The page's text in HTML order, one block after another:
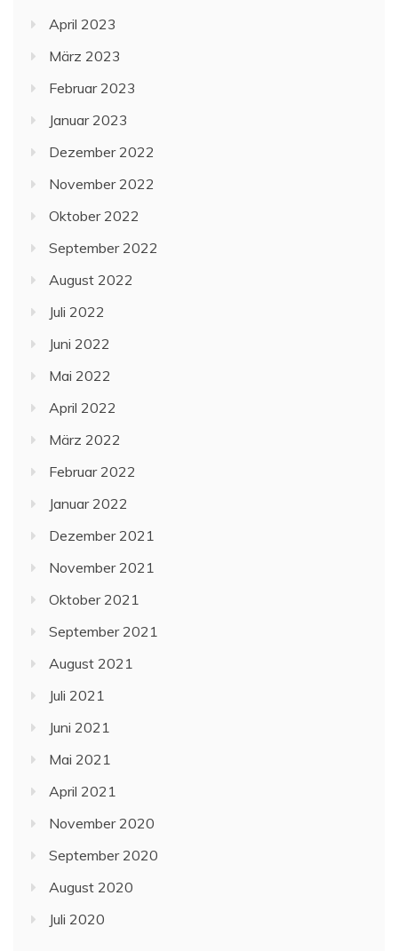
April 2023
März 2023
Februar 2023
Januar 2023
Dezember 2022
November 2022
Oktober 2022
September 2022
August 2022
Juli 2022
Juni 2022
Mai 2022
April 2022
März 2022
Februar 2022
Januar 2022
Dezember 2021
November 2021
Oktober 2021
September 2021
August 2021
Juli 2021
Juni 2021
Mai 2021
April 2021
November 2020
September 2020
August 2020
Juli 2020